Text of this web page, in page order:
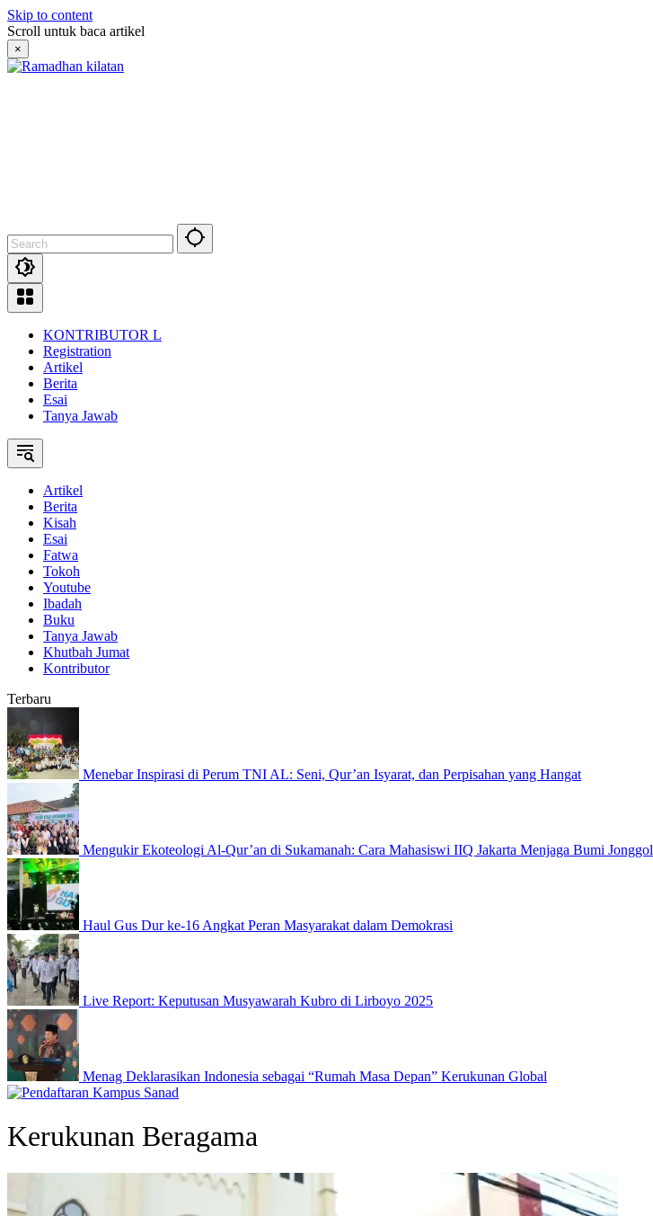
Skip to content
Scroll untuk baca artikel
×
KONTRIBUTOR L
Registration
Artikel
Berita
Esai
Tanya Jawab
Artikel
Berita
Kisah
Esai
Fatwa
Tokoh
Youtube
Ibadah
Buku
Tanya Jawab
Khutbah Jumat
Kontributor
Terbaru
Menebar Inspirasi di Perum TNI AL: Seni, Qur’an Isyarat, dan Perpisahan yang Hangat
Mengukir Ekoteologi Al-Qur’an di Sukamanah: Cara Mahasiswi IIQ Jakarta Menjaga Bumi Jonggol
Haul Gus Dur ke-16 Angkat Peran Masyarakat dalam Demokrasi
Live Report: Keputusan Musyawarah Kubro di Lirboyo 2025
Menag Deklarasikan Indonesia sebagai “Rumah Masa Depan” Kerukunan Global
Kerukunan Beragama